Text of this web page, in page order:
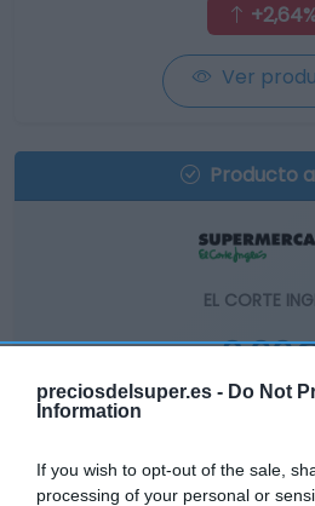
preciosdelsuper.es - Do Not
Information
If you wish to opt-out of the sale,
processing of your personal or
Ver
Producto
EL CORTE
-